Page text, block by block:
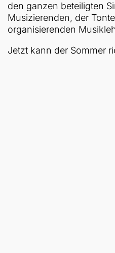
den ganzen beteiligten
Musizierenden, der
organisierenden
Jetzt kann der Sommer